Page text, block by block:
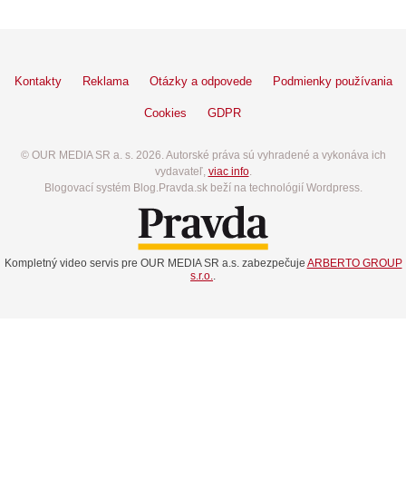
Kontakty Reklama Otázky a odpovede Podmienky používania
Cookies GDPR
© OUR MEDIA SR a. s. 2026. Autorské práva sú vyhradené a vykonáva ich
vydavateľ, viac info.
Blogovací systém Blog.Pravda.sk beží na technológií Wordpress.
Kompletný video servis pre OUR MEDIA SR a.s. zabezpečuje ARBERTO GROUP
s.r.o.